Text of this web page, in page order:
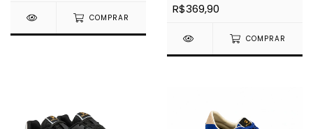
COMPRAR
R$369,90
COMPRAR